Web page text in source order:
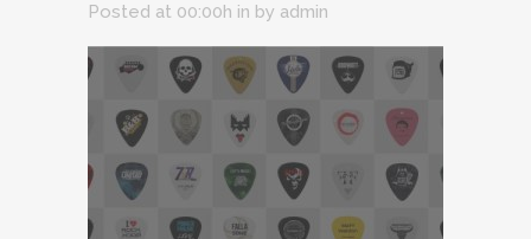
Posted at 00:00h in by admin